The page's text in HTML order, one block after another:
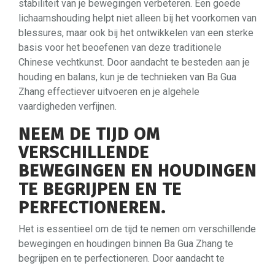
stabiliteit van je bewegingen verbeteren. Een goede
lichaamshouding helpt niet alleen bij het voorkomen van
blessures, maar ook bij het ontwikkelen van een sterke
basis voor het beoefenen van deze traditionele
Chinese vechtkunst. Door aandacht te besteden aan je
houding en balans, kun je de technieken van Ba Gua
Zhang effectiever uitvoeren en je algehele
vaardigheden verfijnen.
NEEM DE TIJD OM
VERSCHILLENDE
BEWEGINGEN EN HOUDINGEN
TE BEGRIJPEN EN TE
PERFECTIONEREN.
Het is essentieel om de tijd te nemen om verschillende
bewegingen en houdingen binnen Ba Gua Zhang te
begrijpen en te perfectioneren. Door aandacht te